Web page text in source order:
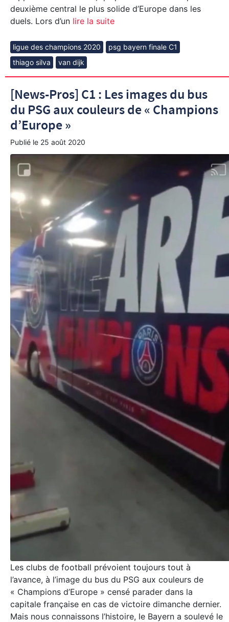
deuxième central le plus solide d’Europe dans les
duels. Lors d’un lire la suite
ligue des champions 2020
psg bayern finale C1
thiago silva
van dijk
[News-Pros] C1 : Les images du bus
du PSG aux couleurs de « Champions
d’Europe »
Publié le 25 août 2020
Les clubs de football prévoient toujours tout à
l’avance, à l’image du bus du PSG aux couleurs de
« Champions d’Europe » censé parader dans la
capitale française en cas de victoire dimanche dernier.
Mais nous connaissons l’histoire, le Bayern a soulevé le